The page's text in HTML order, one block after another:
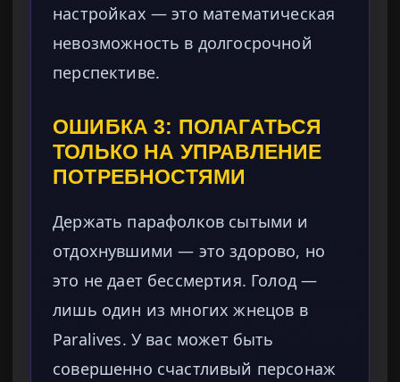
настройках — это математическая
невозможность в долгосрочной
перспективе.
ОШИБКА 3: ПОЛАГАТЬСЯ
ТОЛЬКО НА УПРАВЛЕНИЕ
ПОТРЕБНОСТЯМИ
Держать парафолков сытыми и
отдохнувшими — это здорово, но
это не дает бессмертия. Голод —
лишь один из многих жнецов в
Paralives. У вас может быть
совершенно счастливый персонаж